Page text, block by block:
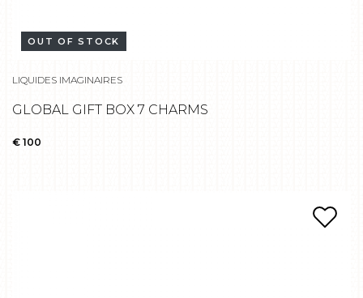
OUT OF STOCK
LIQUIDES IMAGINAIRES
GLOBAL GIFT BOX 7 CHARMS
€ 100